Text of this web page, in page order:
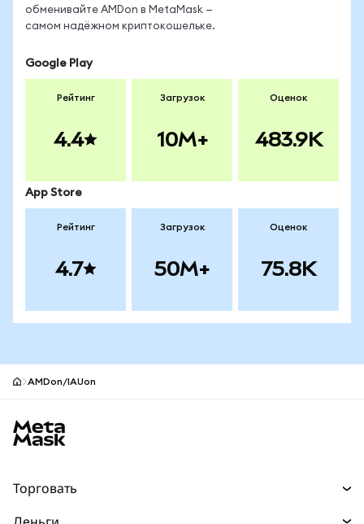
обменивайте AMDon в MetaMask —
самом надёжном криптокошельке.
Google Play
Рейтинг
4.4
Загрузок
10M+
Оценок
483.9K
App Store
Рейтинг
4.7
Загрузок
50M+
Оценок
75.8K
AMDon/IAUon
Торговать